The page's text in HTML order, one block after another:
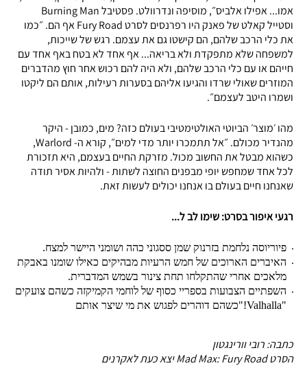
אמו... אפילו אלביס״, מוסיפה ונדרוולט. פסטיבל Burning Man
וסטייל קאלט של פאנק היו רפרנסים לסרט Fury Road אף הם. ״כמו
את כלי הרכב שלהם, הם קישטו גם את עצמם. רגש של שייכות,
למשפחה שלא מתפקדת ולא בריאה... אף אחד לא בטח באף אחד עם
חייהם או עם כלי הרכב שלהם, ולא היה להם רכוש אחר חוץ מהדברים
המוזרים שאולי שרדו והגיעו אליהם בסערות רעילות, אותם הם ליקטו
ושמרו היטב לעצמם״.
מהו ׳מוצר׳ הביוטי האולטימטיבי בעולם כזה? מים, כמובן - היקר
מהנדיר מכולם. ״אל תתמכרו יותר מדי למים״, קורא ה- Warlord,
כשהוא מבטל את החשוב מכול. מזרקת החיים בעצמם, היא תזכורת
לכל אחד שמחפש יופי מבפנים החוצה לשתות - ולהיות אסיר תודה
שאנחנו חיים בעולם בו אנחנו יכולים לעשות זאת.
רגעי איפור בסרט: שימו לב ל...
פיוריוסה נלחמת בזרנוק שמן ססגוני כהה ושומני היישר למצח.
האיברים הארוכים של חמש הרעיות מבהיקים כאילו שומנו באבקת
מלאכים אחרי שהתקלחו תחת צינור בשמש המדברית.
השפתיים הצבועות בספריי כסוף של לוחמי הקמיקזה כשהם צועקים
"Valhalla!"כשהם דוהרים לפגוש את מי שיצר אותם
כתבה: רובי וורינגטון
הסרט Mad Max: Fury Road יצא כעת לאקרנים